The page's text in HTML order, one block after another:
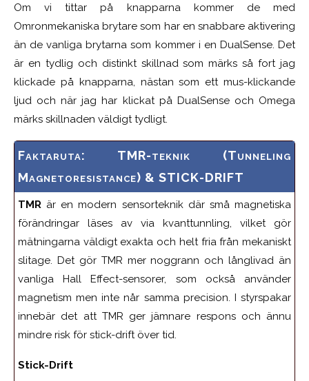
Om vi tittar på knapparna kommer de med
Omronmekaniska brytare som har en snabbare aktivering
än de vanliga brytarna som kommer i en DualSense. Det
är en tydlig och distinkt skillnad som märks så fort jag
klickade på knapparna, nästan som ett mus-klickande
ljud och när jag har klickat på DualSense och Omega
märks skillnaden väldigt tydligt.
Faktaruta: TMR-teknik (Tunneling
Magnetoresistance) & STICK-DRIFT
TMR är en modern sensorteknik där små magnetiska
förändringar läses av via kvanttunnling, vilket gör
mätningarna väldigt exakta och helt fria från mekaniskt
slitage. Det gör TMR mer noggrann och långlivad än
vanliga Hall Effect-sensorer, som också använder
magnetism men inte når samma precision. I styrspakar
innebär det att TMR ger jämnare respons och ännu
mindre risk för stick-drift över tid.
Stick-Drift